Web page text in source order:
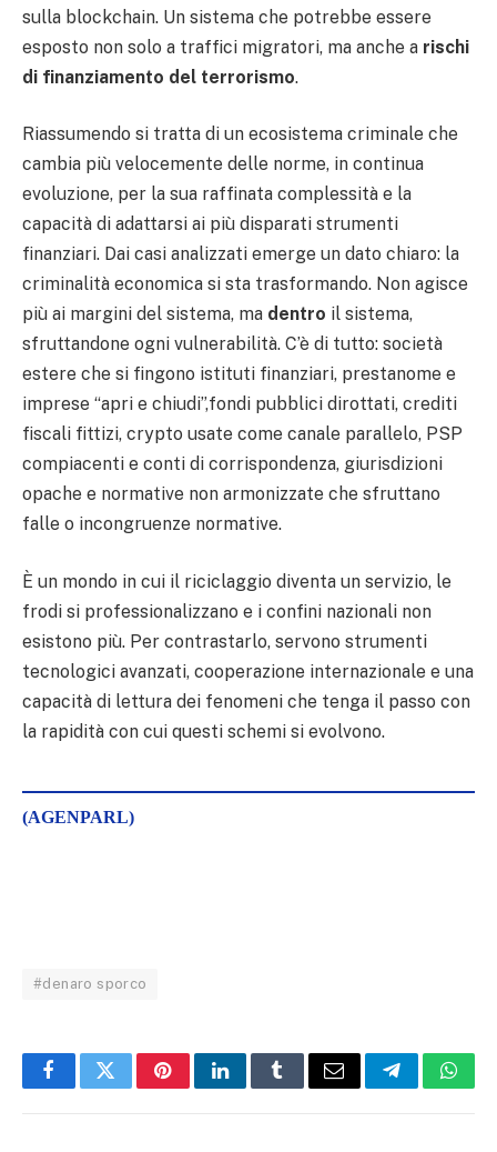
sulla blockchain. Un sistema che potrebbe essere
esposto non solo a traffici migratori, ma anche a rischi
di finanziamento del terrorismo.
Riassumendo si tratta di un ecosistema criminale che
cambia più velocemente delle norme, in continua
evoluzione, per la sua raffinata complessità e la
capacità di adattarsi ai più disparati strumenti
finanziari. Dai casi analizzati emerge un dato chiaro: la
criminalità economica si sta trasformando. Non agisce
più ai margini del sistema, ma dentro il sistema,
sfruttandone ogni vulnerabilità. C’è di tutto: società
estere che si fingono istituti finanziari, prestanome e
imprese “apri e chiudi”,fondi pubblici dirottati, crediti
fiscali fittizi, crypto usate come canale parallelo, PSP
compiacenti e conti di corrispondenza, giurisdizioni
opache e normative non armonizzate che sfruttano
falle o incongruenze normative.
È un mondo in cui il riciclaggio diventa un servizio, le
frodi si professionalizzano e i confini nazionali non
esistono più. Per contrastarlo, servono strumenti
tecnologici avanzati, cooperazione internazionale e una
capacità di lettura dei fenomeni che tenga il passo con
la rapidità con cui questi schemi si evolvono.
(AGENPARL)
#denaro sporco
FacebookTwitterPinterestLinkedInTumblrEmail Telegram